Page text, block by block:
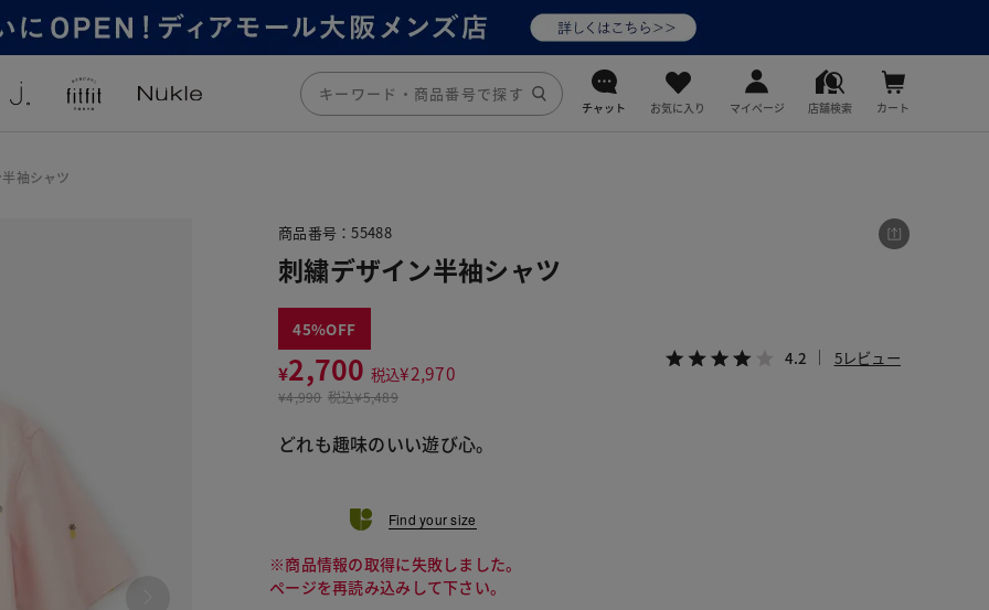
チャット お気に入り マイページ 店舗検索 カート
袖シャツ
商品番号：55488
刺繍デザイン半袖シャツ
45
¥2,700 税込¥2,970
¥4,990 税込¥5,489
4.2 5レビュー
どれも趣味のいい遊び心。
Find your size
※商品情報の取得に失敗しました。
ページを再読み込みして下さい。